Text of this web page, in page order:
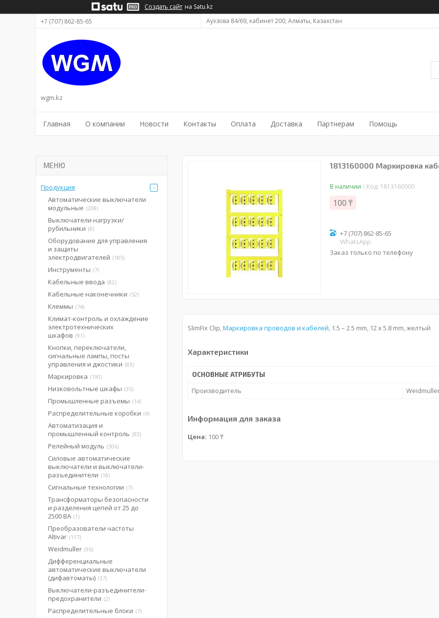
Создать сайт на Satu.kz
+7 (707) 862-85-65
Ауэзова 84/69, кабинет 200, Алматы, Казахстан
wgm.kz
Главная О компании Новости Контакты Оплата Доставка Партнерам Помощь
1813160000 Маркировка
В наличии Код: 1813160000
100 ₸
+7 (707) 862-85-65
WhatsApp
Заказ только по телефону
SlimFix Clip,Маркировка проводов и кабелей, 1.5 – 2.5 mm, 12 x 5.8 mm, желтый
Характеристики
ОСНОВНЫЕ АТРИБУТЫ
Производитель
Информация для заказа
Цена: 100 ₸
Продукция
Автоматические выключатели
модульные 208
Выключатели нагрузки/
рубильники 8
Оборудование для управления
и защиты
электродвигателей
185
Инструменты 7
Кабельные ввода 82
Кабельные наконечники 52
Клеммы 74
Климат-контроль и охлаждение
электротехнических
шкафов 91
Кнопки, переключатели,
сигнальные лампы, посты
управления и джостики 83
Маркировка 190
Низковольтные шкафы 35
Промышленные разъемы 14
Распределительные коробки 4
Автоматизация и
промышленный контроль 83
Релейный модуль 306
Силовые автоматические
выключатели и выключатели-
разъединители
18
Сигнальные технологии 7
Трансформаторы безопасности
и разделения цепей от 25 до
2500 ВА 1
Преобразователи частоты
Altivar 117
Weidmuller 95
Дифференциальные
автоматические выключатели
(дифавтоматы) 37
Выключатели-разъединители-
предохранители 2
Распределительные блоки 7